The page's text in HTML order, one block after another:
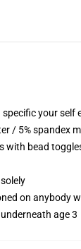
your
/ 5% spandex
with bead
on anybody
age 3